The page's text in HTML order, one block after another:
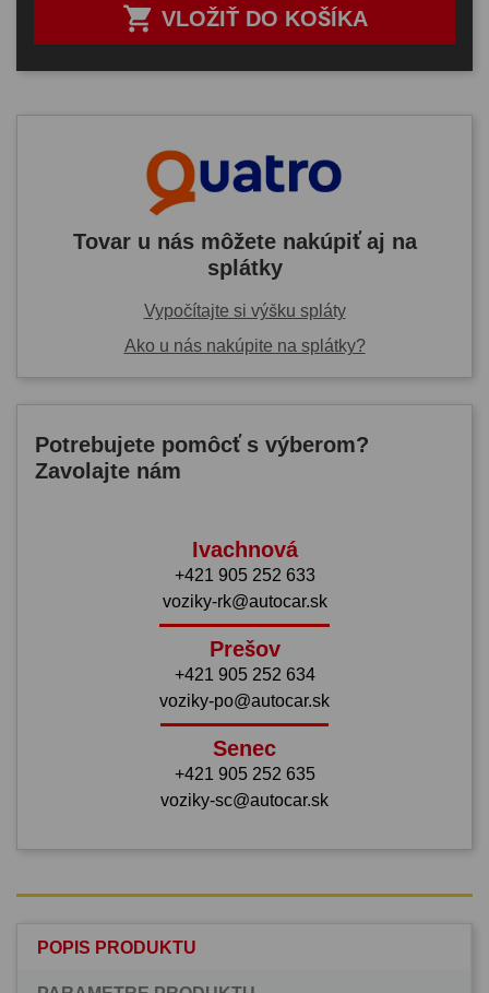
 VLOŽIŤ DO KOŠÍKA
Tovar u nás môžete nakúpiť aj na
splátky
Vypočítajte si výšku spláty
Ako u nás nakúpite na splátky?
Potrebujete pomôcť s výberom?
Zavolajte nám
Ivachnová
+421 905 252 633
voziky-rk@autocar.sk
Prešov
+421 905 252 634
voziky-po@autocar.sk
Senec
+421 905 252 635
voziky-sc@autocar.sk
POPIS PRODUKTU